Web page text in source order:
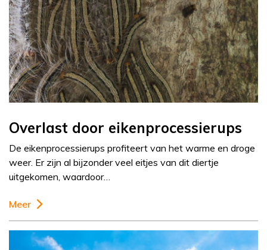
Overlast door eikenprocessierups
De eikenprocessierups profiteert van het warme en droge
weer. Er zijn al bijzonder veel eitjes van dit diertje
uitgekomen, waardoor…
Meer